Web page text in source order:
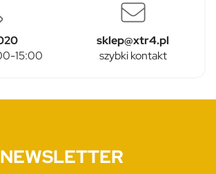
15:00
sklep@xtr4.pl
szybki kontakt
NEWSLETTER